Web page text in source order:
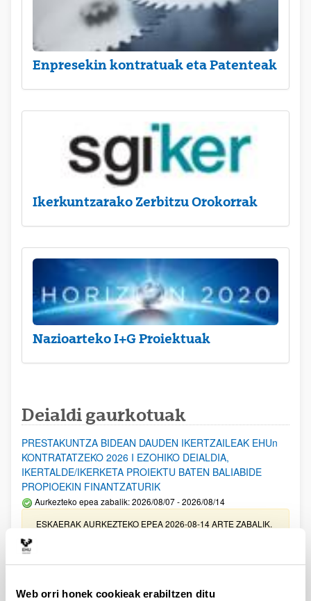
Web orri honek cookieak erabiltzen ditu
Enpresekin kontratuak eta Patenteak
Ikerkuntzarako Zerbitzu Orokorrak
Nazioarteko I+G Proiektuak
Deialdi gaurkotuak
PRESTAKUNTZA BIDEAN DAUDEN IKERTZAILEAK EHUn
KONTRATATZEKO 2026 I EZOHIKO DEIALDIA,
IKERTALDE/IKERKETA PROIEKTU BATEN BALIABIDE
PROPIOEKIN FINANTZATURIK
Aurkezteko epea zabalik: 2026/08/07 - 2026/08/14
ESKAERAK AURKEZTEKO EPEA 2026-08-14 ARTE ZABALIK.
UPV/EHUn Azpiegitura Zientifikoa eta Funts Bibliografikoak